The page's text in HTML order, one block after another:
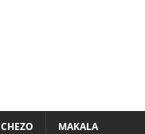
MAKALA